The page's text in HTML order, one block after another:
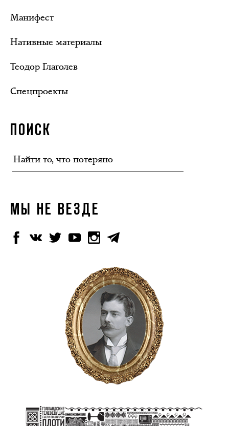
Манифест
Нативные материалы
Теодор Глаголев
Спецпроекты
ПОИСК
МЫ НЕ ВЕЗДЕ